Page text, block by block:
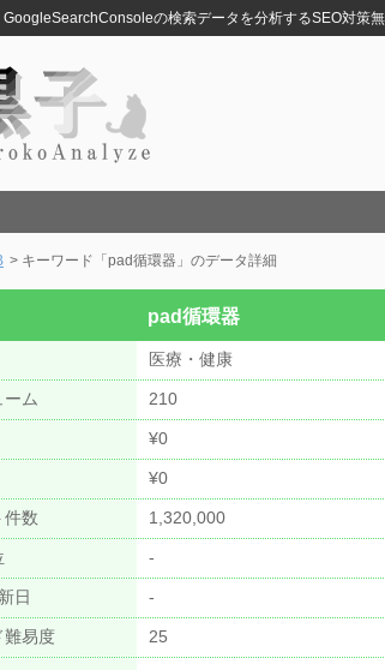
GoogleSearchConsoleの検索データを分析するSEO対策
> キーワード「pad循環器」のデータ詳細
pad循環器
医療・健康
ム 210
¥0
¥0
件数 1,320,000
‐
日 ‐
難易度 25